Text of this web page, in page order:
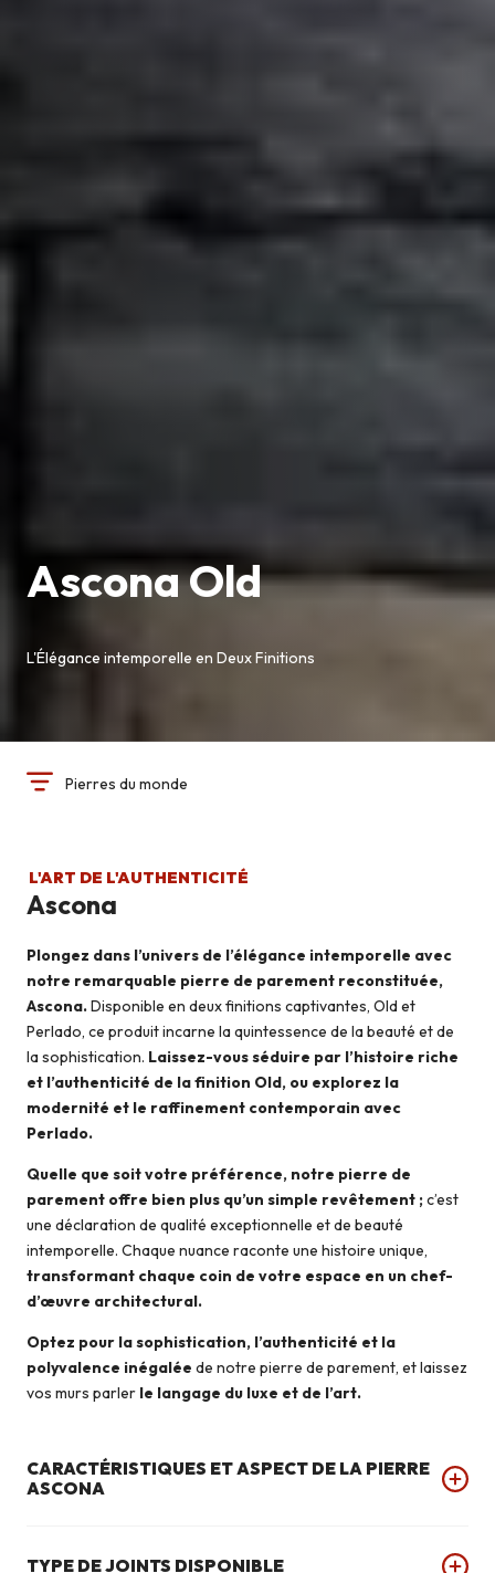
Ascona Old
L'Élégance intemporelle en Deux Finitions
Pierres du monde
L'ART DE L'AUTHENTICITÉ
Ascona
Plongez dans l’univers de l’élégance intemporelle avec
notre remarquable pierre de parement reconstituée,
Ascona.Disponible en deux finitions captivantes, Old et
Perlado, ce produit incarne la quintessence de la beauté et de
la sophistication. Laissez-vous séduire par l’histoire riche
et l’authenticité de la finition Old, ou explorez la
modernité et le raffinement contemporain avec
Perlado.
Quelle que soit votre préférence, notre pierre de
parement offre bien plus qu’un simple revêtement ;c’est
une déclaration de qualité exceptionnelle et de beauté
intemporelle. Chaque nuance raconte une histoire unique,
transformant chaque coin de votre espace en un chef-
d’œuvre architectural.
Optez pour la sophistication, l’authenticité et la
polyvalence inégalée de notre pierre de parement, et laissez
vos murs parler le langage du luxe et de l’art.
CARACTÉRISTIQUES ET ASPECT DE LA PIERRE
ASCONA
TYPE DE JOINTS DISPONIBLE